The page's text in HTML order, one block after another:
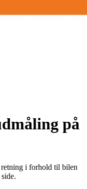
på
retning i forhold til bilen